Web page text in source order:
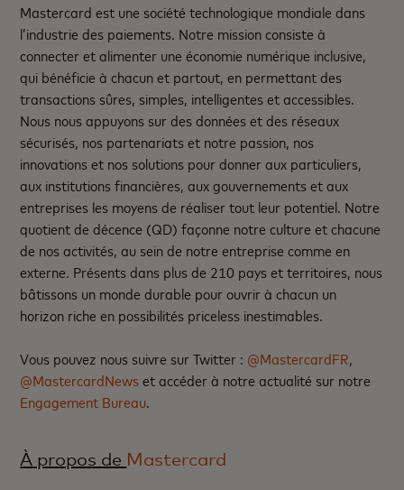
Mastercard est une société technologique mondiale dans
l’industrie des paiements. Notre mission consiste à
connecter et alimenter une économie numérique inclusive,
qui bénéficie à chacun et partout, en permettant des
transactions sûres, simples, intelligentes et accessibles.
Nous nous appuyons sur des données et des réseaux
sécurisés, nos partenariats et notre passion, nos
innovations et nos solutions pour donner aux particuliers,
aux institutions financières, aux gouvernements et aux
entreprises les moyens de réaliser tout leur potentiel. Notre
quotient de décence (QD) façonne notre culture et chacune
de nos activités, au sein de notre entreprise comme en
externe. Présents dans plus de 210 pays et territoires, nous
bâtissons un monde durable pour ouvrir à chacun un
horizon riche en possibilités priceless inestimables.
Vous pouvez nous suivre sur Twitter : @MastercardFR,
@MastercardNewset accéder à notre actualité sur notre
Engagement Bureau.
À propos de Mastercard